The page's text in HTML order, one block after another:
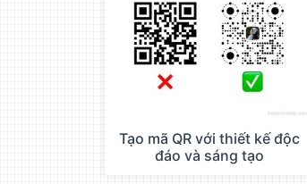
Tạo mã QR với thiết kế độc
đáo và sáng tạo